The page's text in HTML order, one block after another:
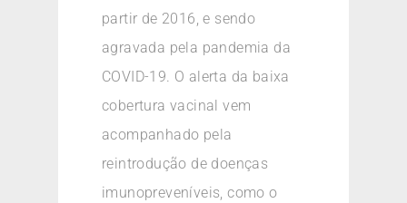
partir de 2016, e sendo
agravada pela pandemia da
COVID-19. O alerta da baixa
cobertura vacinal vem
acompanhado pela
reintrodução de doenças
imunopreveníveis, como o